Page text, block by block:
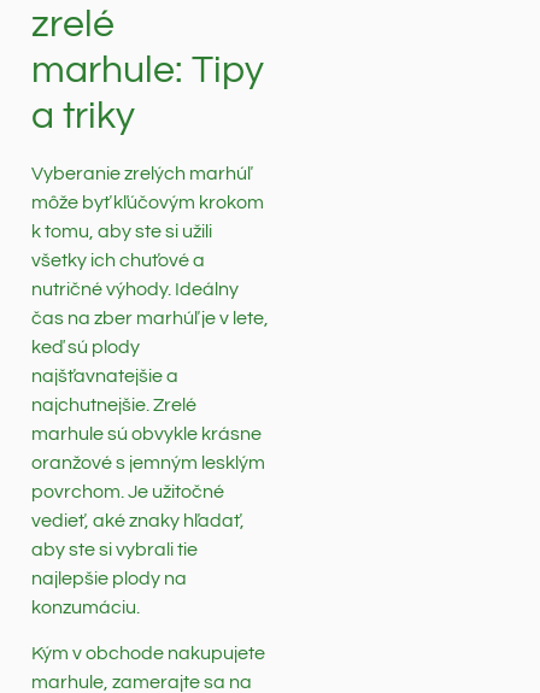
zrelé
marhule: Tipy
a triky
Vyberanie zrelých marhúľ
môže byť kľúčovým krokom
k tomu, aby ste si užili
všetky ich chuťové a
nutričné výhody. Ideálny
čas na zber marhúľ je v lete,
keď sú plody
najšťavnatejšie a
najchutnejšie. Zrelé
marhule sú obvykle krásne
oranžové s jemným lesklým
povrchom. Je užitočné
vedieť, aké znaky hľadať,
aby ste si vybrali tie
najlepšie plody na
konzumáciu.
Kým v obchode nakupujete
marhule, zamerajte sa na